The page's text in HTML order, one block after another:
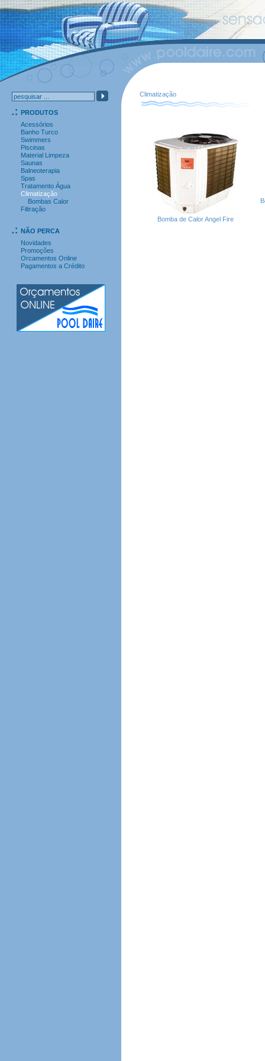
PRODUTOS
Acessórios
Banho Turco
Swimmers
Piscinas
Material Limpeza
Saunas
Balneoterapia
Spas
Tratamento Água
Climatização
Bombas Calor
Filtração
NÃO PERCA
Novidades
Promoções
Orcamentos Online
Pagamentos a Crédito
Climatização
Bomba de Calor Angel Fire